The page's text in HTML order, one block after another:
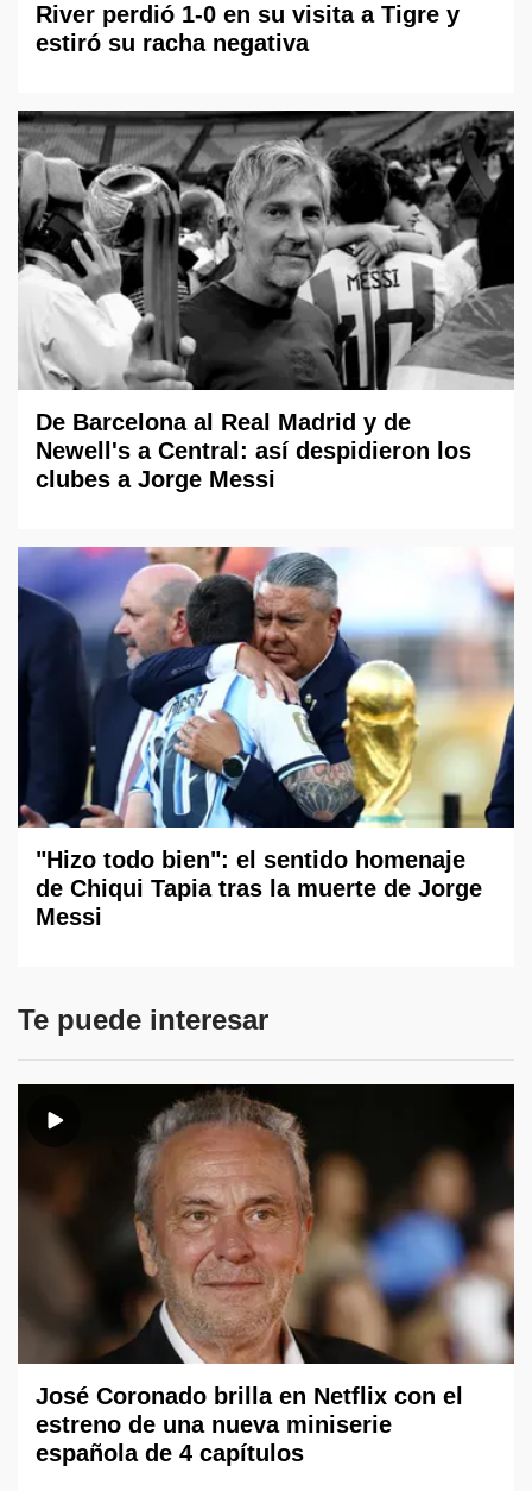
River perdió 1-0 en su visita a Tigre y
estiró su racha negativa
De Barcelona al Real Madrid y de
Newell's a Central: así despidieron los
clubes a Jorge Messi
"Hizo todo bien": el sentido homenaje
de Chiqui Tapia tras la muerte de Jorge
Messi
Te puede interesar
José Coronado brilla en Netflix con el
estreno de una nueva miniserie
española de 4 capítulos